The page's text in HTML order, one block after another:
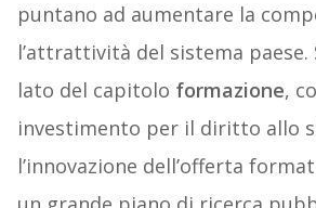
puntano ad aumentare la
l’attrattività del sistema
lato del capitolo formazione,
investimento per il diritto allo
l’innovazione dell’offerta